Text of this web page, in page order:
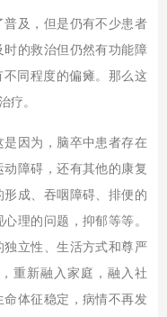
及，但是仍有不少患者
的救治但仍然有功能障
同程度的偏瘫。那么这
疗。
因为，脑卒中患者存在
障碍，还有其他的康复
成、吞咽障碍、排便的
理的问题，抑郁等等。
立性、生活方式和尊严
重新融入家庭，融入社
体征稳定，病情不再发